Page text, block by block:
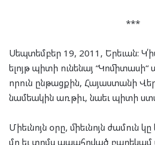
***
Սեպ­տեմ­բեր 19, 2011, Երե­ւան:
ելոյթ պի­տի ու­նե­նայ “Կո­մի­տա­սի“
որուն ըն­թաց­քին, Հա­յաս­տա­նի
նամ­եա­կին առ­թիւ, նա­եւ պի­տի
Մի­եւ­նոյն օրը, մի­եւ­նոյն ժա­մուն
մը եւ տոմս ապա­հո­ված բա­րե­կամ